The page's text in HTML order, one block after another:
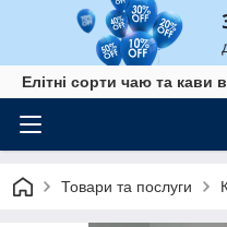
Елітні сорти чаю та кави
Товари та послуги